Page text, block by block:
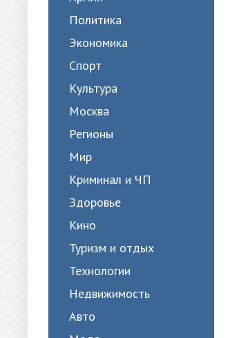
Политика
Экономика
Спорт
Культура
Москва
Регионы
Мир
Криминал и ЧП
Здоровье
Кино
Туризм и отдых
Технологии
Недвижимость
Авто